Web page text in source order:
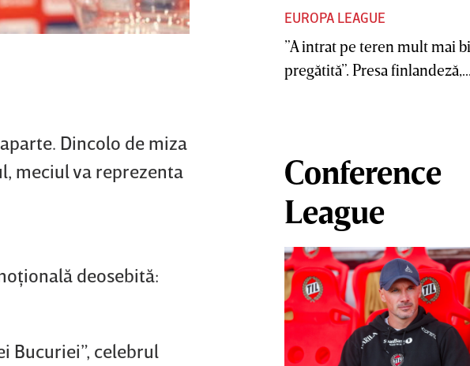
Dincolo de miza
meciul va reprezenta
deosebită:
Bucuriei”, celebrul
EUROPA LEAGUE
”A intrat pe teren mult mai
pregătită”. Presa
Conference
League